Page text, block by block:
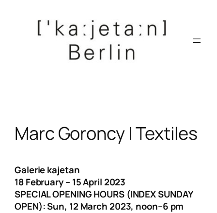
Marc Goroncy | Textiles
Galerie kajetan
18 February – 15 April 2023
SPECIAL OPENING HOURS (INDEX SUNDAY
OPEN): Sun, 12 March 2023, noon–6 pm